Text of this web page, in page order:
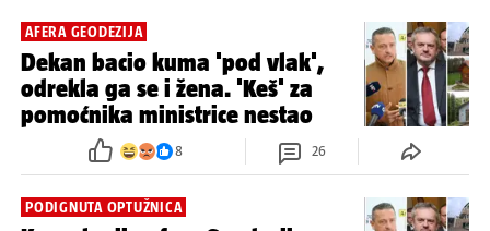
AFERA GEODEZIJA
Dekan bacio kuma 'pod vlak',
odrekla ga se i žena. 'Keš' za
pomoćnika ministrice nestao
8 26
PODIGNUTA OPTUŽNICA